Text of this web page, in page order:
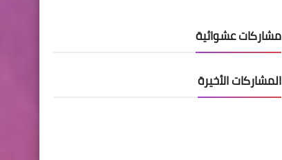
مشاركات عشوائية
المشاركات الأخيرة